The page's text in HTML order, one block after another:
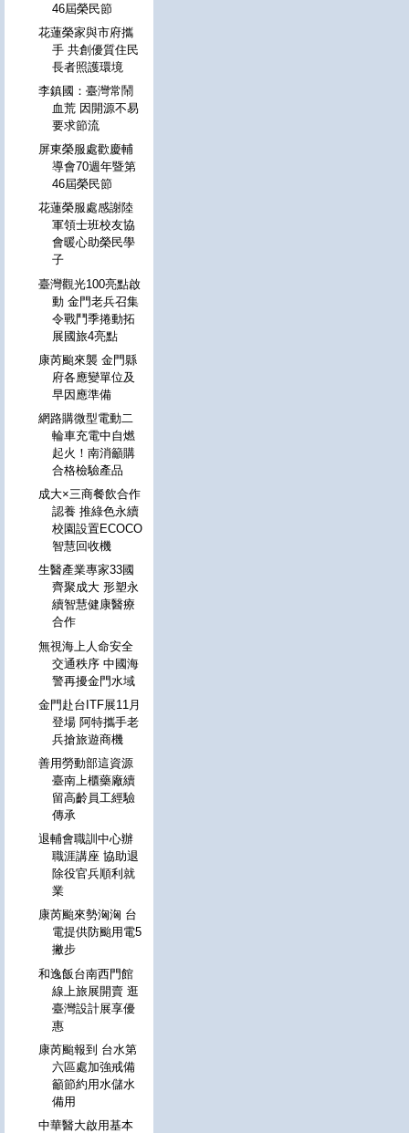
46屆榮民節
花蓮榮家與市府攜
手 共創優質住民
長者照護環境
李鎮國：臺灣常鬧
血荒 因開源不易
要求節流
屏東榮服處歡慶輔
導會70週年暨第
46屆榮民節
花蓮榮服處感謝陸
軍領士班校友協
會暖心助榮民學
子
臺灣觀光100亮點啟
動 金門老兵召集
令戰鬥季捲動拓
展國旅4亮點
康芮颱來襲 金門縣
府各應變單位及
早因應準備
網路購微型電動二
輪車充電中自燃
起火！南消籲購
合格檢驗產品
成大×三商餐飲合作
認養 推綠色永續
校園設置ECOCO
智慧回收機
生醫產業專家33國
齊聚成大 形塑永
續智慧健康醫療
合作
無視海上人命安全
交通秩序 中國海
警再擾金門水域
金門赴台ITF展11月
登場 阿特攜手老
兵搶旅遊商機
善用勞動部這資源
臺南上櫃藥廠續
留高齡員工經驗
傳承
退輔會職訓中心辦
職涯講座 協助退
除役官兵順利就
業
康芮颱來勢洶洶 台
電提供防颱用電5
撇步
和逸飯台南西門館
線上旅展開賣 逛
臺灣設計展享優
惠
康芮颱報到 台水第
六區處加強戒備
籲節約用水儲水
備用
中華醫大啟用基本